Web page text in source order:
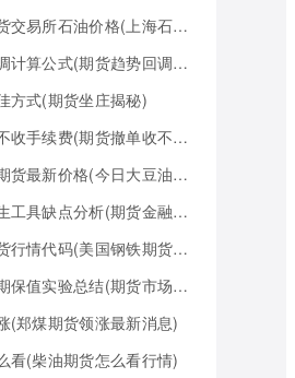
油价格(上海石油期货交易所石油价格查询)
式(期货趋势回调计算公式是什么)
方式(期货坐庄揭秘)
续费(期货撤单收不收手续费用)
价格(今日大豆油期货最新价格行情)
分析(期货金融衍生工具缺点分析报告)
代码(美国钢铁期货行情大盘)
总结(期货市场套期保值实验总结报告)
(郑煤期货领涨最新消息)
看(柴油期货怎么看行情)